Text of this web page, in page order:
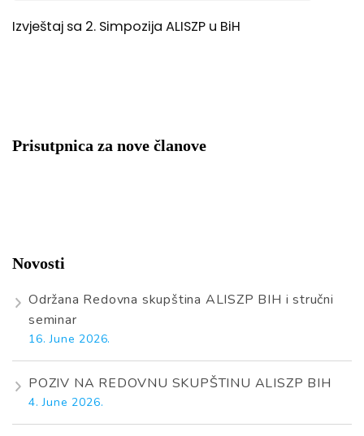
Izvještaj sa 2. Simpozija ALISZP u BiH
Prisutpnica za nove članove
Novosti
Održana Redovna skupština ALISZP BIH i stručni
seminar
16. June 2026.
POZIV NA REDOVNU SKUPŠTINU ALISZP BIH
4. June 2026.